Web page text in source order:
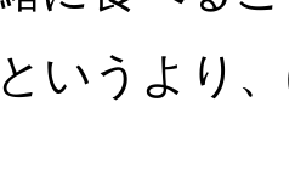
いうより